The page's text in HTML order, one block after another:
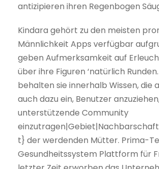
antizipieren ihren Regenbogen
Kindara gehört zu den meisten
Männlichkeit Apps verfügbar
geben Aufmerksamkeit auf
über ihre Figuren ‘natürlich
behalten sie innerhalb Wissen, die
auch dazu ein, Benutzer
unterstützende Community
t} der werdenden Mütter. Prima-
Gesundheitssystem Plattform für